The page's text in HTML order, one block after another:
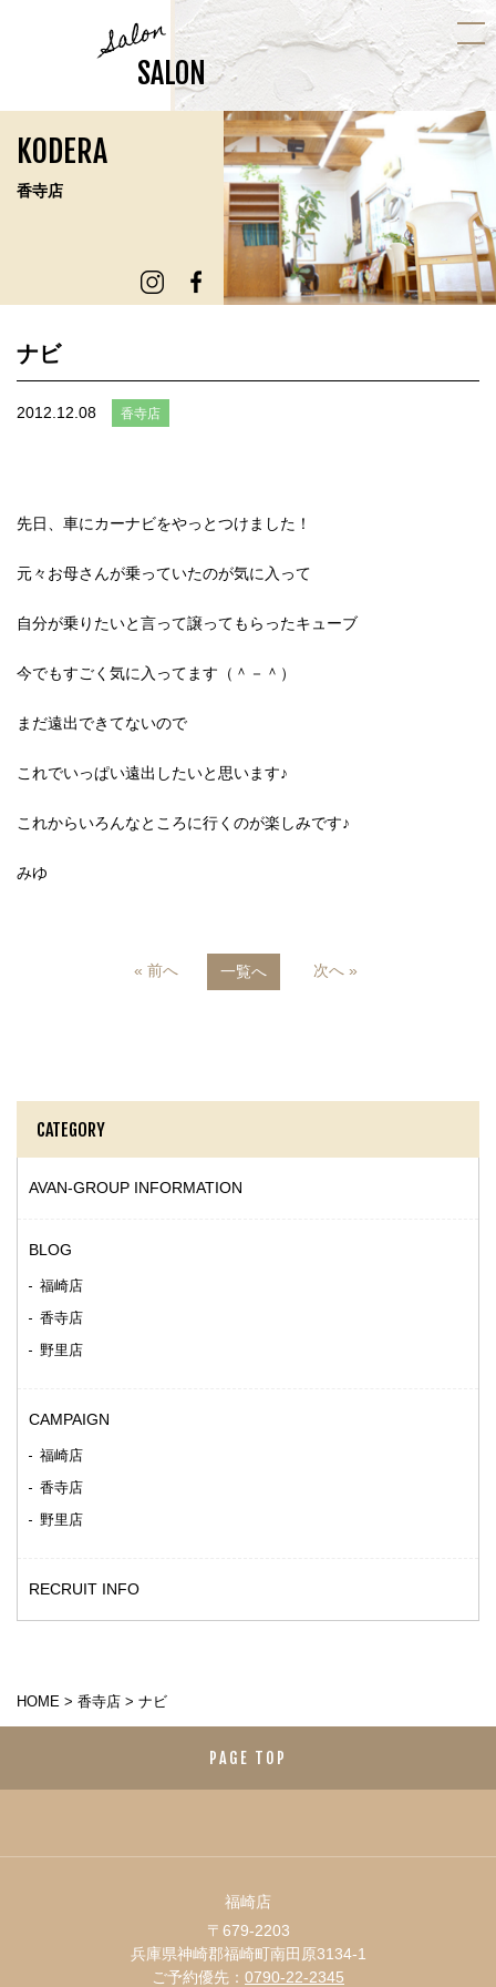
Salon
SALON
KODERA
香寺店
ナビ
2012.12.08 香寺店
先日、車にカーナビをやっとつけました！
元々お母さんが乗っていたのが気に入って
自分が乗りたいと言って譲ってもらったキューブ
今でもすごく気に入ってます（＾－＾）
まだ遠出できてないので
これでいっぱい遠出したいと思います♪
これからいろんなところに行くのが楽しみです♪
みゆ
« 前へ 一覧へ 次へ »
CATEGORY
AVAN-GROUP INFORMATION
BLOG
福崎店
香寺店
野里店
CAMPAIGN
福崎店
香寺店
野里店
RECRUIT INFO
HOME > 香寺店 > ナビ
PAGE TOP
福崎店
〒679-2203
兵庫県神崎郡福崎町南田原3134-1
ご予約優先： 0790-22-2345